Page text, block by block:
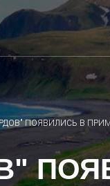
ПОЯВИЛИСЬ В